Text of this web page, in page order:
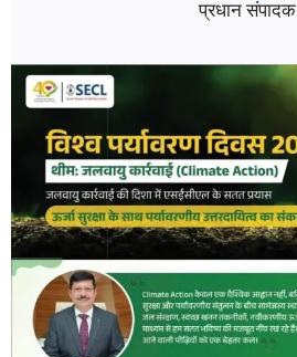
प्रधान संपादक